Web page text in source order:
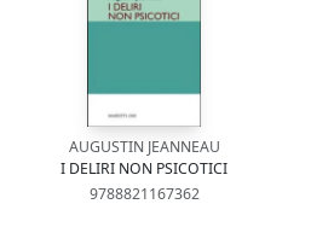
AUGUSTIN JEANNEAU
I DELIRI NON PSICOTICI
9788821167362